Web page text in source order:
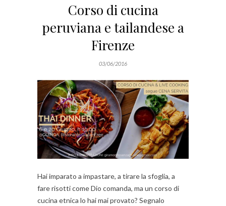
Corso di cucina
peruviana e tailandese a
Firenze
03/06/2016
Hai imparato a impastare, a tirare la sfoglia, a
fare risotti come Dio comanda, ma un corso di
cucina etnica lo hai mai provato? Segnalo